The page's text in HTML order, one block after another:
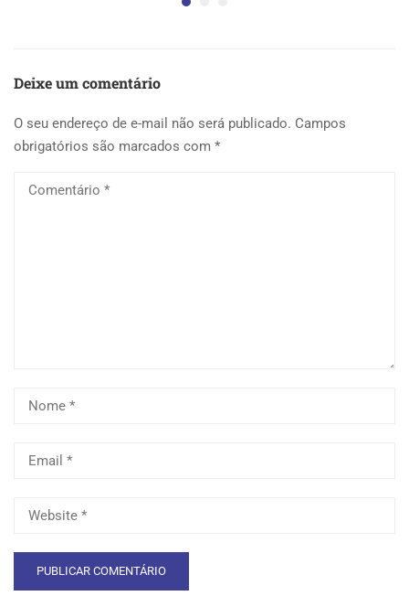
Deixe um comentário
O seu endereço de e-mail não será publicado. Campos
obrigatórios são marcados com *